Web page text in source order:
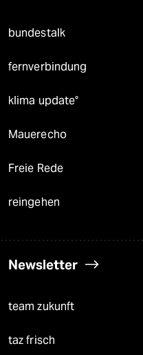
bundestalk
fernverbindung
klima update°
Mauerecho
Freie Rede
reingehen
Newsletter
team zukunft
taz frisch